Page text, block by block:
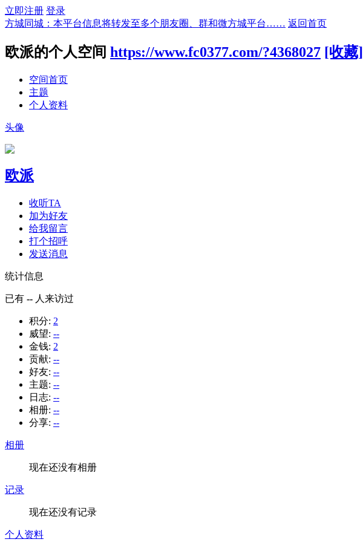
立即注册 登录
方城同城：本平台信息将转发至多个朋友圈、群和微方城平台…… 返回首页
欧派的个人空间 https://www.fc0377.com/?4368027 [收藏]
空间首页
主题
个人资料
头像
欧派
收听TA
加为好友
给我留言
打个招呼
发送消息
统计信息
已有 -- 人来访过
积分: 2
威望: --
金钱: 2
贡献: --
好友: --
主题: --
日志: --
相册: --
分享: --
相册
现在还没有相册
记录
现在还没有记录
个人资料